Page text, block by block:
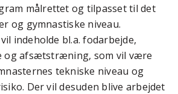
målrettet og tilpasset til det
og gymnastiske niveau.
indeholde bl.a. fodarbejde,
og afsætstræning, som vil være
tekniske niveau og
Der vil desuden blive arbejdet